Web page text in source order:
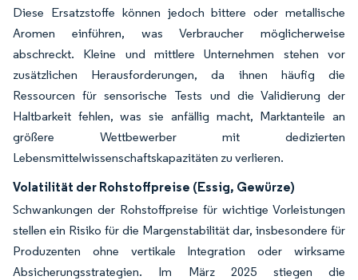
Diese Ersatzstoffe können jedoch bittere oder metallische
Aromen einführen, was Verbraucher möglicherweise
abschreckt. Kleine und mittlere Unternehmen stehen vor
zusätzlichen Herausforderungen, da ihnen häufig die
Ressourcen für sensorische Tests und die Validierung der
Haltbarkeit fehlen, was sie anfällig macht, Marktanteile an
größere Wettbewerber mit dedizierten
Lebensmittelwissenschaftskapazitäten zu verlieren.
Volatilität der Rohstoffpreise (Essig, Gewürze)
Schwankungen der Rohstoffpreise für wichtige Vorleistungen
stellen ein Risiko für die Margenstabilität dar, insbesondere für
Produzenten ohne vertikale Integration oder wirksame
Absicherungsstrategien. Im März 2025 stiegen die